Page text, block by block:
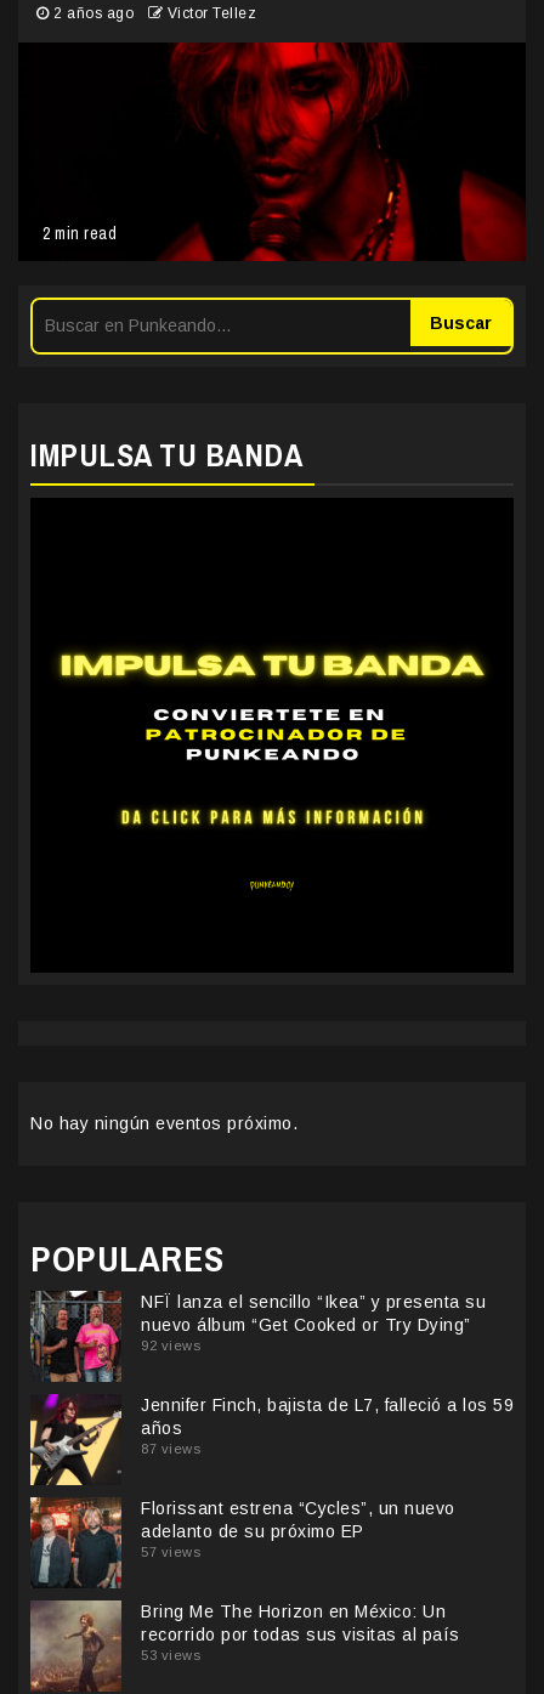
2 min read
2 años ago Victor Tellez
Buscar
IMPULSA TU BANDA
No hay ningún eventos próximo.
POPULARES
NFÏ lanza el sencillo “Ikea” y presenta su
nuevo álbum “Get Cooked or Try Dying”
92 views
Jennifer Finch, bajista de L7, falleció a los 59
años
87 views
Florissant estrena “Cycles”, un nuevo
adelanto de su próximo EP
57 views
Bring Me The Horizon en México: Un
recorrido por todas sus visitas al país
53 views